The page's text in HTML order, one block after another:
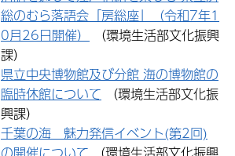
総のむら落語会「房総座」（令和7年1
0月26日開催）
課）
県立中央博物館及び分館 海の博物館の
臨時休館について
興課）
千葉の海 魅力発信イベント(第2回)